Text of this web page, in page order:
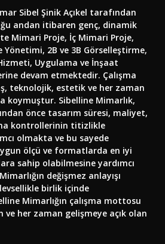
Sibel Şinik Açıkel tarafından
andan itibaren genç, dinamik
Mimari Proje, İç Mimari Proje,
Yönetimi, 2B ve 3B Görselleştirme,
Uygulama ve İnşaat
devam etmektedir. Çalışma
teknolojik, estetik ve her zaman
koymuştur. Sibelline Mimarlık,
önce tasarım süresi, maliyet,
kontrollerinin titizlikle
olmakta ve bu sayede
ölçü ve formatlarda en iyi
sahip olabilmesine yardımcı
değişmez anlayışı
birlik içinde
Mimarlığın çalışma mottosu
ve her zaman gelişmeye açık olan